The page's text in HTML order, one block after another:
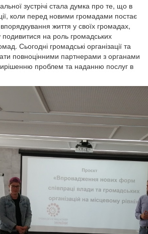
зустрічі стала думка про те, що в
коли перед новими громадами постає
життя у своїх громадах,
на роль громадських
Сьогодні громадські організації та
повноцінними партнерами з органами
проблем та наданню послуг в